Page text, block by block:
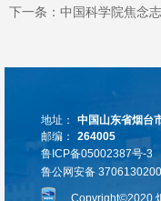
下一条： 中国科学院焦念
地址：
中国山东省烟台
邮编：
264005
鲁ICP备05002387号-3
鲁公网安备
Copyright©2020